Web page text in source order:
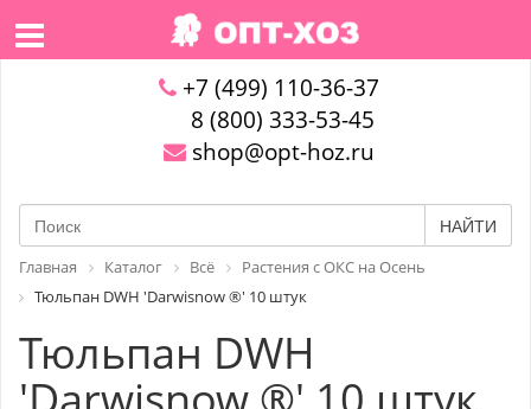
+7 (499) 110-36-37
8 (800) 333-53-45
shop@opt-hoz.ru
НАЙТИ
Главная Каталог Всё
Растения с ОКС на Осень
Тюльпан DWH 'Darwisnow ®' 10 штук
Тюльпан DWH